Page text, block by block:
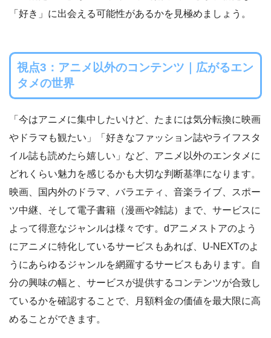
「好き」に出会える可能性があるかを見極めましょう。
視点3：アニメ以外のコンテンツ｜広がるエン
タメの世界
「今はアニメに集中したいけど、たまには気分転換に映画
やドラマも観たい」「好きなファッション誌やライフスタ
イル誌も読めたら嬉しい」など、アニメ以外のエンタメに
どれくらい魅力を感じるかも大切な判断基準になります。
映画、国内外のドラマ、バラエティ、音楽ライブ、スポー
ツ中継、そして電子書籍（漫画や雑誌）まで、サービスに
よって得意なジャンルは様々です。dアニメストアのよう
にアニメに特化しているサービスもあれば、U-NEXTのよ
うにあらゆるジャンルを網羅するサービスもあります。自
分の興味の幅と、サービスが提供するコンテンツが合致し
ているかを確認することで、月額料金の価値を最大限に高
めることができます。